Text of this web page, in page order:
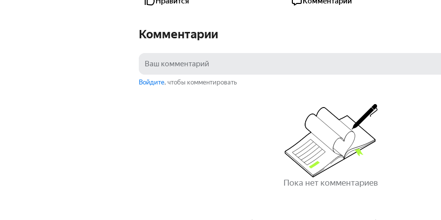
Комментарии
Войдите, чтобы комментировать
Пока нет комментариев